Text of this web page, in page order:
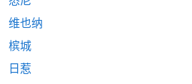
维也纳
槟城
日惹